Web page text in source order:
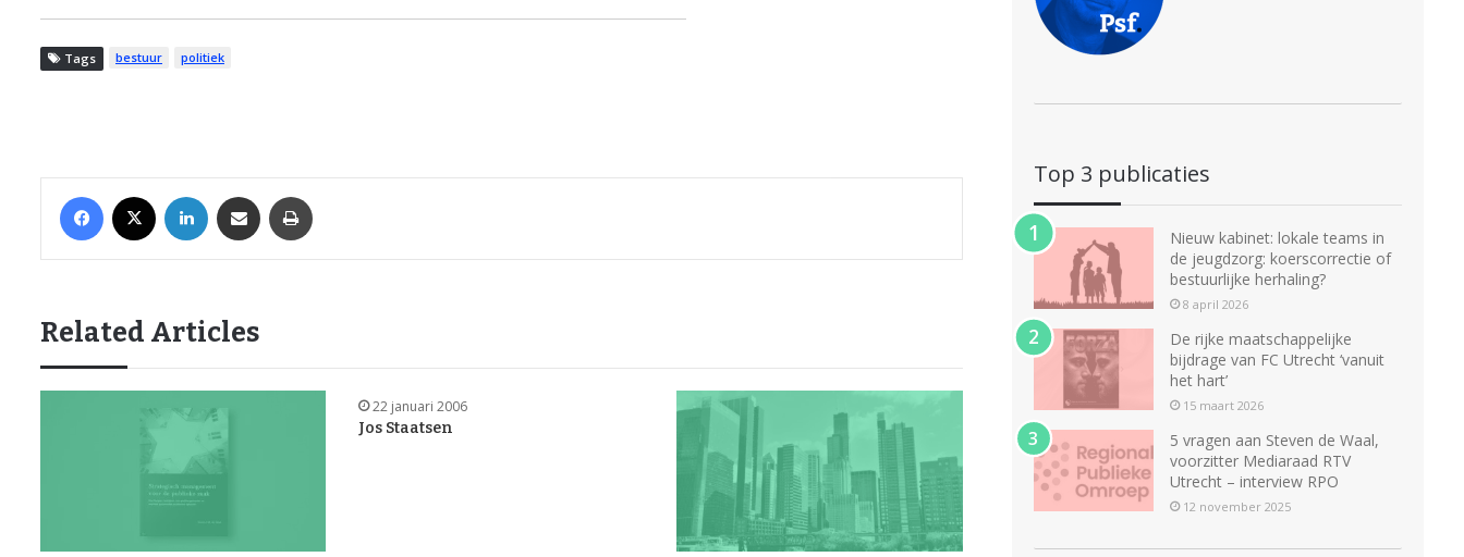
Tags bestuur politiek
Related Articles
22 januari 2006
Jos Staatsen
Top 3 publicaties
Nieuw kabinet: lokale teams in
de jeugdzorg: koerscorrectie of
bestuurlijke herhaling?
8 april 2026
De rijke maatschappelijke
bijdrage van FC Utrecht ‘vanuit
het hart’
15 maart 2026
5 vragen aan Steven de Waal,
voorzitter Mediaraad RTV
Utrecht – interview RPO
12 november 2025